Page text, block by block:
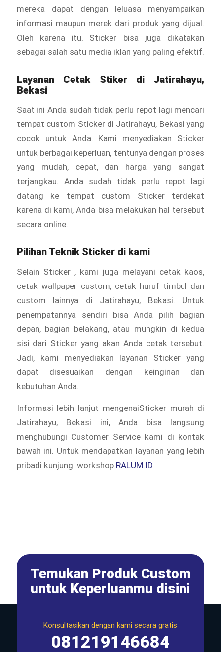
mereka dapat dengan leluasa menyampaikan
informasi maupun merek dari produk yang dijual.
Oleh karena itu, Sticker bisa juga dikatakan
sebagai salah satu media iklan yang paling efektif.
Layanan Cetak Stikerdi Jatirahayu,
Bekasi
Saat ini Anda sudah tidak perlu repot lagi mencari
tempat custom Sticker di Jatirahayu, Bekasi yang
cocok untuk Anda. Kami menyediakan Sticker
untuk berbagai keperluan, tentunya dengan proses
yang mudah, cepat, dan harga yang sangat
terjangkau. Anda sudah tidak perlu repot lagi
datang ke tempat custom Sticker terdekat
karena di kami, Anda bisa melakukan hal tersebut
secara online.
Pilihan Teknik Sticker di kami
Selain Sticker , kami juga melayani cetak kaos,
cetak wallpaper custom, cetak huruf timbul dan
custom lainnya di Jatirahayu, Bekasi. Untuk
penempatannya sendiri bisa Anda pilih bagian
depan, bagian belakang, atau mungkin di kedua
sisi dari Stickeryang akan Anda cetak tersebut.
Jadi, kami menyediakan layanan Sticker yang
dapat disesuaikan dengan keinginan dan
kebutuhan Anda.
Informasi lebih lanjut mengenaiSticker murah di
Jatirahayu, Bekasi ini, Anda bisa langsung
menghubungi Customer Service kami di kontak
bawah ini. Untuk mendapatkan layanan yang lebih
pribadi kunjungi workshop RALUM.ID
Temukan Produk Custom
untuk Keperluanmu disini
Konsultasikan dengan kami secara gratis
081219146684